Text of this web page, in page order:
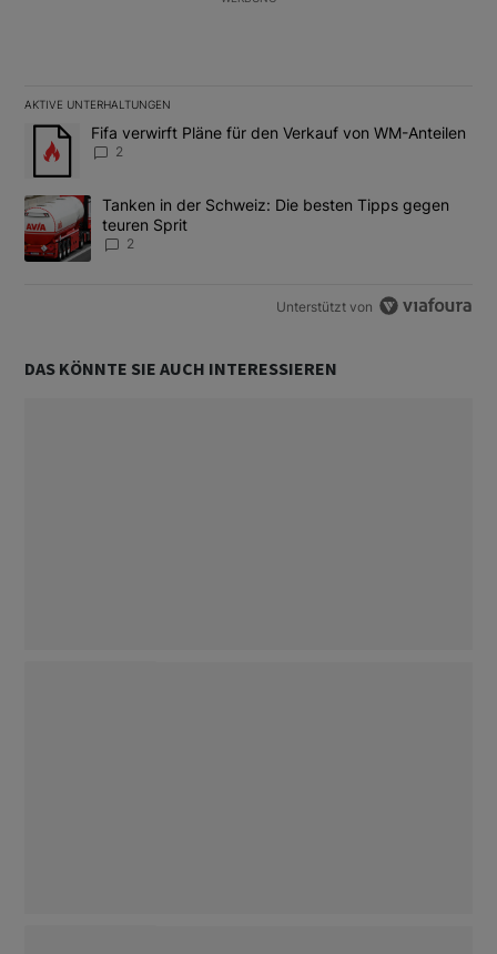
AKTIVE UNTERHALTUNGEN
Das Folgende ist eine Liste der am meisten kommentierten
Ein Trendartikel mit dem Titel "Fifa verwirft Pläne für den
Fifa verwirft Pläne für den Verkauf von WM-Anteilen
2
Ein Trendartikel mit dem Titel "Tanken in der Schweiz: Die
Tanken in der Schweiz: Die besten Tipps gegen
teuren Sprit
2
Unterstützt von
DAS KÖNNTE SIE AUCH INTERESSIEREN